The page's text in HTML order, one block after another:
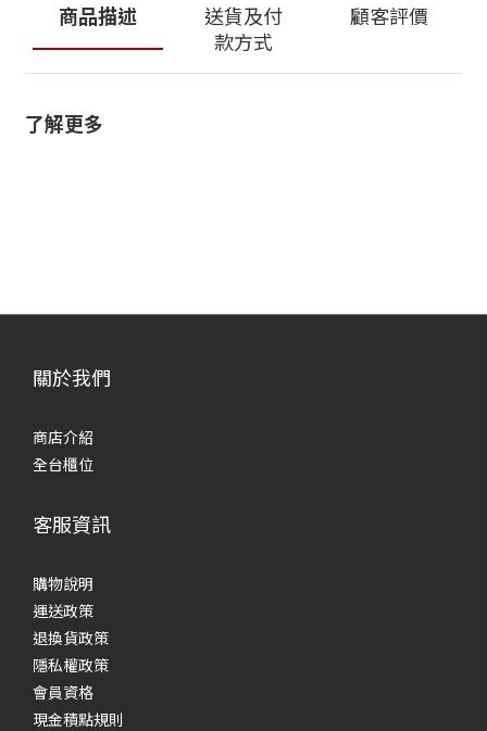
商品描述
送貨及付
款方式
顧客評價
了解更多
關於我們
商店介紹
全台櫃位
客服資訊
購物說明
運送政策
退換貨政策
隱私權政策
會員資格
現金積點規則